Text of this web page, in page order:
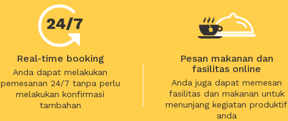
Real-time booking
Anda dapat melakukan
pemesanan 24/7 tanpa perlu
melakukan konfirmasi
tambahan
Pesan makanan dan
fasilitas online
Anda juga dapat memesan
fasilitas dan makanan untuk
menunjang kegiatan produktif
anda